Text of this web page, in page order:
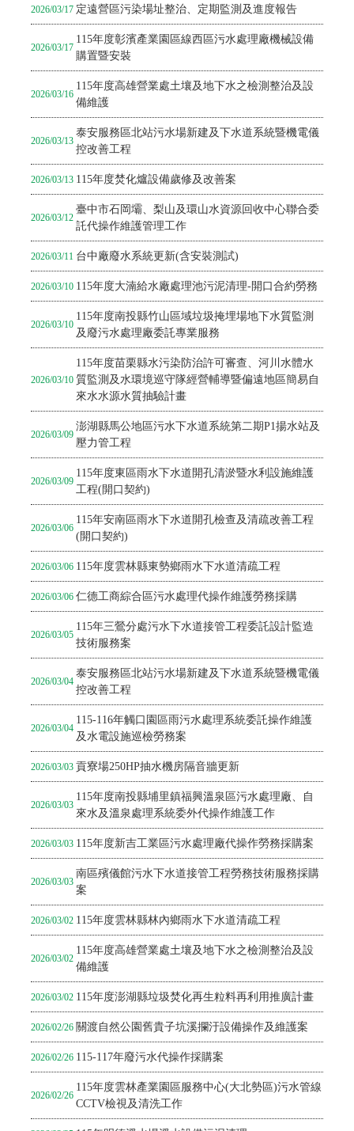
2026/03/17 定遠營區污染場址整治、定期監測及進度報告
2026/03/17
115年度彰濱產業園區線⻄區污⽔處理廠機械設備
購置暨安裝
2026/03/16
115年度高雄營業處土壤及地下水之檢測整治及設
備維護
2026/03/13
泰安服務區北站污水場新建及下水道系統暨機電儀
控改善工程
2026/03/13 115年度焚化爐設備歲修及改善案
2026/03/12
臺中市石岡壩、梨山及環山水資源回收中心聯合委
託代操作維護管理工作
2026/03/11 台中廠廢水系統更新(含安裝測試)
2026/03/10 115年度大湳給水廠處理池污泥清理-開口合約勞務
2026/03/10
115年度南投縣竹山區域垃圾掩埋場地下水質監測
及廢污水處理廠委託專業服務
2026/03/10
115年度苗栗縣水污染防治許可審查、河川水體水
質監測及水環境巡守隊經營輔導暨偏遠地區簡易自
來水水源水質抽驗計畫
2026/03/09
澎湖縣馬公地區污水下水道系統第二期P1揚水站及
壓力管工程
2026/03/09
115年度東區雨水下水道開孔清淤暨水利設施維護
工程(開口契約)
2026/03/06
115年安南區雨水下水道開孔檢查及清疏改善工程
(開口契約)
2026/03/06 115年度雲林縣東勢鄉雨水下水道清疏工程
2026/03/06 仁德工商綜合區污水處理代操作維護勞務採購
2026/03/05
115年三鶯分處污水下水道接管工程委託設計監造
技術服務案
2026/03/04
泰安服務區北站污水場新建及下水道系統暨機電儀
控改善工程
2026/03/04
115-116年觸口園區雨污水處理系統委託操作維護
及水電設施巡檢勞務案
2026/03/03 貢寮場250HP抽水機房隔音牆更新
2026/03/03
115年度南投縣埔里鎮福興溫泉區污水處理廠、自
來水及溫泉處理系統委外代操作維護工作
2026/03/03 115年度新吉工業區污水處理廠代操作勞務採購案
2026/03/03
南區殯儀館污水下水道接管工程勞務技術服務採購
案
2026/03/02 115年度雲林縣林內鄉雨水下水道清疏工程
2026/03/02
115年度高雄營業處土壤及地下水之檢測整治及設
備維護
2026/03/02 115年度澎湖縣垃圾焚化再生粒料再利用推廣計畫
2026/02/26 關渡自然公園舊貴子坑溪攔汙設備操作及維護案
2026/02/26 115-117年廢污水代操作採購案
2026/02/26
115年度雲林產業園區服務中心(大北勢區)污水管線
CCTV檢視及清洗工作